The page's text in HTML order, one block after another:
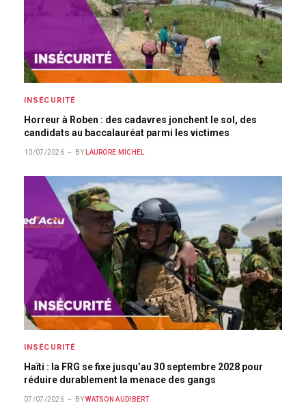
INSÉCURITÉ
Horreur à Roben : des cadavres jonchent le sol, des
candidats au baccalauréat parmi les victimes
10/07/2026 BY LAURORE MICHEL
INSÉCURITÉ
Haïti : la FRG se fixe jusqu’au 30 septembre 2028 pour
réduire durablement la menace des gangs
07/07/2026 BY WATSON AUDIBERT